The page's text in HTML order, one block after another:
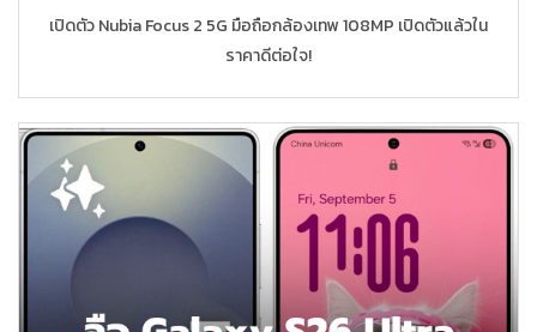
เปิดตัว Nubia Focus 2 5G มือถือกล้องเทพ 108MP เปิดตัวแล้วใน
ราคาดีต่อใจ!